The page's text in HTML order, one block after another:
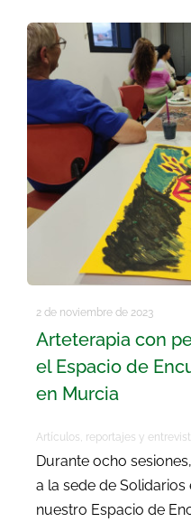
2 de noviembre de 2023
Arteterapia con
el Espacio de
en Murcia
Artículos, reportajes y
Durante ocho
a la sede de
nuestro Espacio de